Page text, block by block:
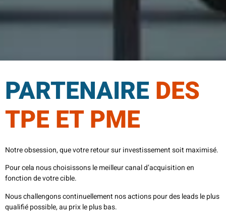
PARTENAIRE DES
TPE ET PME​​
Notre obsession, que votre retour sur investissement soit maximisé.
Pour cela nous choisissons le meilleur canal d’acquisition en
fonction de votre cible.
Nous challengons continuellement nos actions pour des leads le plus
qualifié possible, au prix le plus bas.